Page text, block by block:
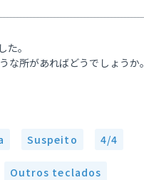
。
所があればどうでしょうか。
Suspeito 4/4
Outros teclados